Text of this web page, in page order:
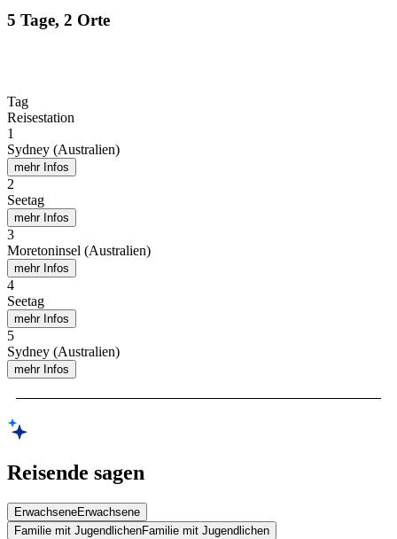
5 Tage, 2 Orte
Tag
Reisestation
1
Sydney (Australien)
mehr Infos
2
Seetag
mehr Infos
3
Moretoninsel (Australien)
mehr Infos
4
Seetag
mehr Infos
5
Sydney (Australien)
mehr Infos
Reisende sagen
ErwachseneErwachsene
Familie mit JugendlichenFamilie mit Jugendlichen